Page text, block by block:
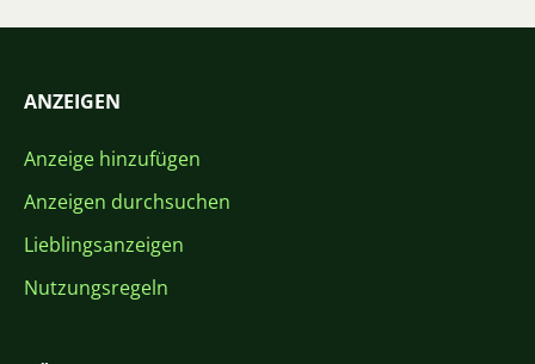
ANZEIGEN
Anzeige hinzufügen
Anzeigen durchsuchen
Lieblingsanzeigen
Nutzungsregeln